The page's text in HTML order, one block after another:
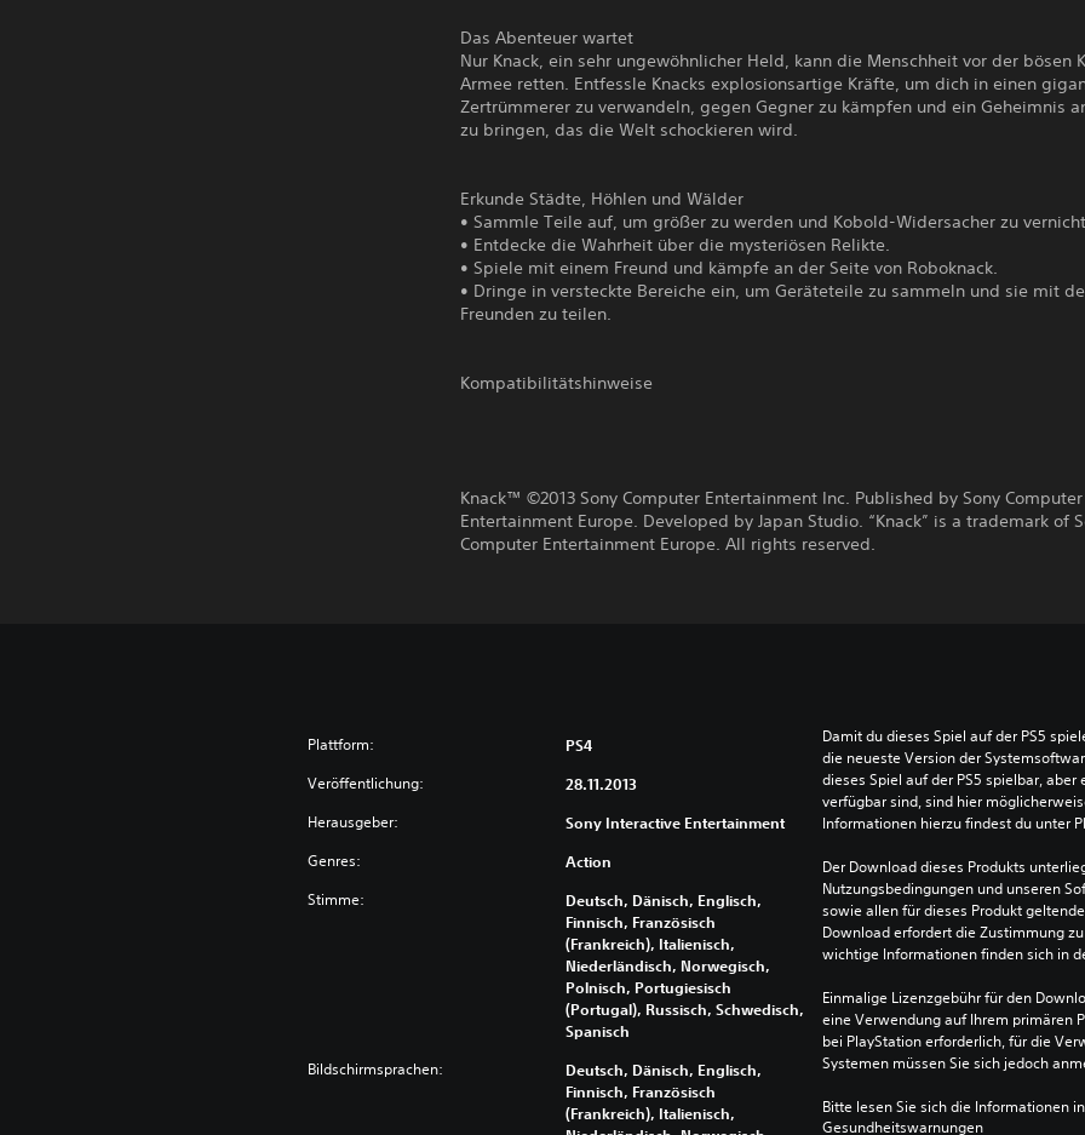
Das Abenteuer wartet
Nur Knack, ein sehr ungewöhnlicher Held, kann die Menschheit vor der bösen
Armee retten. Entfessle Knacks explosionsartige Kräfte, um dich in einen
Zertrümmerer zu verwandeln, gegen Gegner zu kämpfen und ein Geheimnis
zu bringen, das die Welt schockieren wird.
Erkunde Städte, Höhlen und Wälder
• Sammle Teile auf, um größer zu werden und Kobold-Widersacher zu
• Entdecke die Wahrheit über die mysteriösen Relikte.
• Spiele mit einem Freund und kämpfe an der Seite von Roboknack.
• Dringe in versteckte Bereiche ein, um Geräteteile zu sammeln und sie mit
Freunden zu teilen.
Kompatibilitätshinweise
Knack™ ©2013 Sony Computer Entertainment Inc. Published by Sony Computer
Entertainment Europe. Developed by Japan Studio. “Knack” is a trademark of
Computer Entertainment Europe. All rights reserved.
Plattform: PS4
Veröffentlichung: 28.11.2013
Herausgeber: Sony Interactive Entertainment
Genres: Action
Stimme:
Deutsch, Dänisch, Englisch,
Finnisch, Französisch
(Frankreich), Italienisch,
Niederländisch, Norwegisch,
Polnisch, Portugiesisch
(Portugal), Russisch, Schwedisch,
Spanisch
Bildschirmsprachen:
Deutsch, Dänisch, Englisch,
Finnisch, Französisch
(Frankreich), Italienisch,
Damit du dieses Spiel auf der PS5
die neueste Version der
dieses Spiel auf der PS5 spielbar,
verfügbar sind, sind hier
Informationen hierzu findest du unter
Der Download dieses Produkts
Nutzungsbedingungen und unseren
sowie allen für dieses Produkt
Download erfordert die Zustimmung
wichtige Informationen finden sich in
Einmalige Lizenzgebühr für den
eine Verwendung auf Ihrem primären
bei PlayStation erforderlich, für die
Systemen müssen Sie sich jedoch
Bitte lesen Sie sich die Informationen
Gesundheitswarnungen